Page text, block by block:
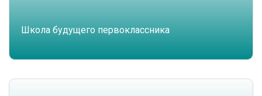
Школа будущего первоклассника